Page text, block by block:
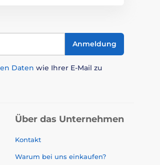
Anmeldung
Daten wie Ihrer E-Mail zu
Über das Unternehmen
Kontakt
Warum bei uns einkaufen?